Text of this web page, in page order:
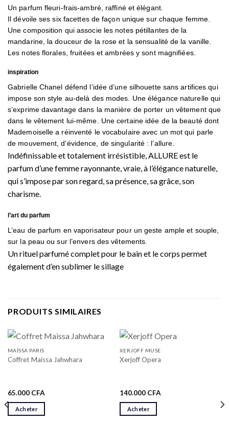
Un parfum fleuri-frais-ambré, raffiné et élégant.
Il dévoile ses six facettes de façon unique sur chaque femme.
Une composition qui associe les notes pétillantes de la
mandarine, la douceur de la rose et la sensualité de la vanille.
Les notes florales, fruitées et ambrées y sont magnifiées.
inspiration
Gabrielle Chanel défend l’idée d’une silhouette sans artifices qui
impose son style au-delà des modes. Une élégance naturelle qui
s’exprime davantage dans la manière de porter un vêtement que
dans le vêtement lui-même. Une certaine idée de la beauté dont
Mademoiselle a réinventé le vocabulaire avec un mot qui parle
de mouvement, d’évidence, de singularité : l’allure.
Indéfinissable et totalement irrésistible, ALLURE est le
parfum d’une femme rayonnante, vraie, à l’élégance naturelle,
qui s’impose par son regard, sa présence, sa grâce, son
charisme.
l’art du parfum
L’eau de parfum en vaporisateur pour un geste ample et souple,
sur la peau ou sur l’envers des vêtements.
Un rituel parfumé complet pour le bain et le corps permet
également d’en sublimer le sillage
PRODUITS SIMILAIRES
MAÏSSA PARIS
Coffret Maissa Jahwhara
65.000 CFA
Acheter
XERJOFF MUSE
Xerjoff Opera
140.000 CFA
Acheter